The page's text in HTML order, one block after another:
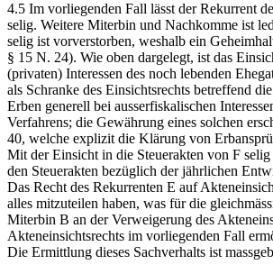
4.5 Im vorliegenden Fall lässt der Rekurrent
selig. Weitere Miterbin und Nachkomme ist
selig ist vorverstorben, weshalb ein
§ 15 N. 24). Wie oben dargelegt, ist das
(privaten) Interessen des noch lebenden
als Schranke des Einsichtsrechts betreffend
Erben generell bei ausserfiskalischen
Verfahrens; die Gewährung eines solchen
40, welche explizit die Klärung von
Mit der Einsicht in die Steuerakten von F
den Steuerakten bezüglich der jährlichen
Das Recht des Rekurrenten E auf
alles mitzuteilen haben, was für die
Miterbin B an der Verweigerung des
Akteneinsichtsrechts im vorliegenden Fall
Die Ermittlung dieses Sachverhalts ist